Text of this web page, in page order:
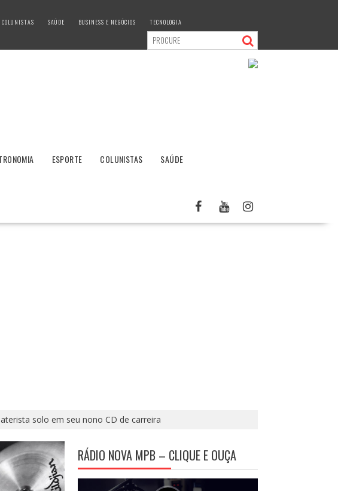
COLUNISTAS SAÚDE BUSINESS E NEGÓCIOS TECNOLOGIA
ESPORTE COLUNISTAS
SAÚDE
solo em seu nono CD de carreira
RÁDIO NOVA MPB – CLIQUE E OUÇA